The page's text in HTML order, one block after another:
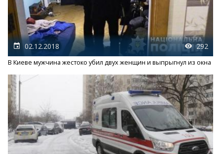
02.12.2018 292
В Киеве мужчина жестоко убил двух женщин и выпрыгнул из окна